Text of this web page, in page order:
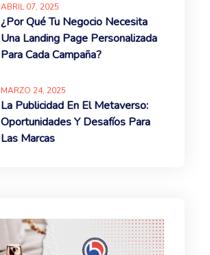
ABRIL07, 2025
¿Por Qué Tu Negocio Necesita
Una Landing Page Personalizada
Para Cada Campaña?
MARZO 24, 2025
La Publicidad En El Metaverso:
Oportunidades Y Desafíos Para
Las Marcas